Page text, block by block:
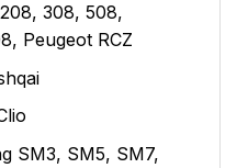
308, 508,
Peugeot RCZ
SM3, SM5, SM7,